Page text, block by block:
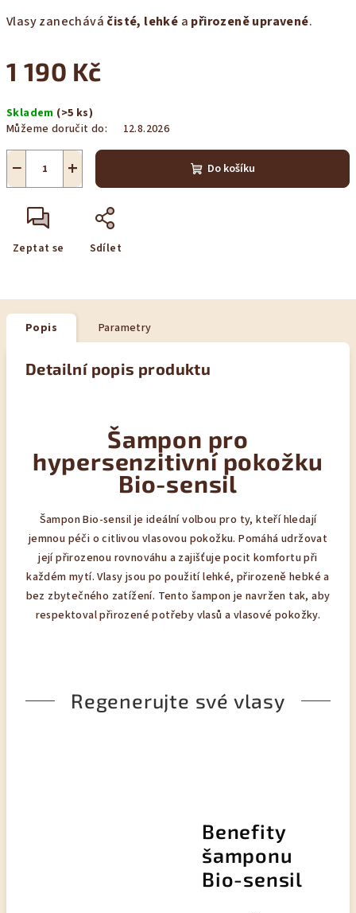
Vlasy zanechává čisté, lehké a přirozeně upravené.
1 190 Kč
cena:
Skladem (>5 ks)
Můžeme doručit do:
12.8.2026
+
− Do košíku
Zeptat se Sdílet
Popis Parametry
Detailní popis produktu
Šampon pro
hypersenzitivní pokožku
Bio-sensil
Šampon Bio-sensil je ideální volbou pro ty, kteří hledají
jemnou péči o citlivou vlasovou pokožku. Pomáhá udržovat
její přirozenou rovnováhu a zajišťuje pocit komfortu při
každém mytí. Vlasy jsou po použití lehké, přirozeně hebké a
bez zbytečného zatížení. Tento šampon je navržen tak, aby
respektoval přirozené potřeby vlasů a vlasové pokožky.
Regenerujte své vlasy
Benefity
šamponu
Bio-sensil